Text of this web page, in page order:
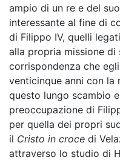
ampio di un re e del
interessante al fine di
di Filippo IV, quelli
alla propria missione di
corrispondenza che
venticinque anni con la
questo lungo scambio
preoccupazione di
per quella dei propri
il Cristo in croce di
attraverso lo studio di